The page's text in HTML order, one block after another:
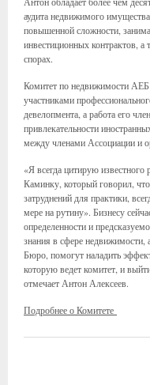
аудита недвижимого
повышенной сложности,
инвестиционных контрактов, а
спорах.
Комитет по недвижимости
участниками
девелопмента, а работа его
привлекательности
между членами Ассоциации и
«Я всегда цитирую известного
Каминку, который говорил,
затруднений для практики,
мере на рутину». Бизнесу
определенности и
знания в сфере недвижимости,
Бюро, помогут наладить
которую ведет комитет, и
отмечает Антон Алексеев.
Подробнее о Комитете